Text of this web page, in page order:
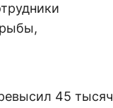
45 тысяч